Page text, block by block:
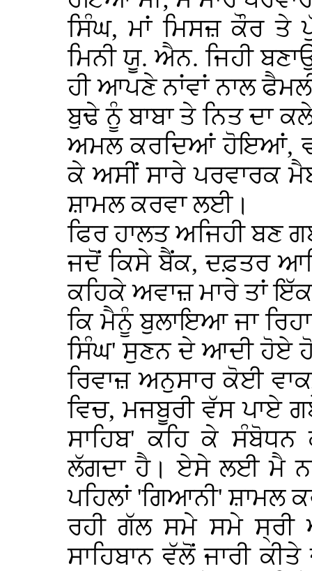
ਸਿੰਘ, ਮਾਂ ਮਿਸਜ਼ ਕੌਰ ਤੇ
ਮਿਨੀ ਯੂ. ਐਨ. ਜਿਹੀ
ਹੀ ਆਪਣੇ ਨਾਂਵਾਂ ਨਾਲ
ਬੁਢੇ ਨੂੰ ਬਾਬਾ ਤੇ ਨਿਤ ਦਾ
ਅਮਲ ਕਰਦਿਆਂ ਹੋਇਆਂ,
ਕੇ ਅਸੀਂ ਸਾਰੇ ਪਰਵਾਰਕ
ਸ਼ਾਮਲ ਕਰਵਾ ਲਈ।
ਫਿਰ ਹਾਲਤ ਅਜਿਹੀ ਬਣ
ਜਦੋਂ ਕਿਸੇ ਬੈਂਕ, ਦਫ਼ਤਰ
ਕਹਿਕੇ ਅਵਾਜ਼ ਮਾਰੇ ਤਾਂ
ਕਿ ਮੈਨੂੰ ਬੁਲਾਇਆ ਜਾ
ਸਿੰਘ' ਸੁਣਨ ਦੇ ਆਦੀ ਹੋਏ
ਰਿਵਾਜ਼ ਅਨੁਸਾਰ ਕੋਈ
ਵਿਚ, ਮਜਬੂਰੀ ਵੱਸ ਪਾਏ
ਸਾਹਿਬ' ਕਹਿ ਕੇ ਸੰਬੋਧਨ
ਲੱਗਦਾ ਹੈ। ਏਸੇ ਲਈ ਮੈ
ਪਹਿਲਾਂ 'ਗਿਆਨੀ' ਸ਼ਾਮਲ
ਰਹੀ ਗੱਲ ਸਮੇ ਸਮੇ ਸ੍ਰੀ
ਸਾਹਿਬਾਨ ਵੱਲੋਂ ਜਾਰੀ